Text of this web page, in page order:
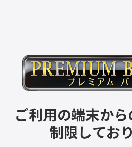
ご利用の端末か
制限してお